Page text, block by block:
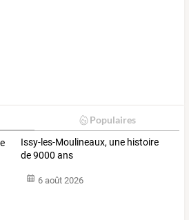
Populaires
Issy-les-Moulineaux, une histoire
de 9000 ans
6 août 2026